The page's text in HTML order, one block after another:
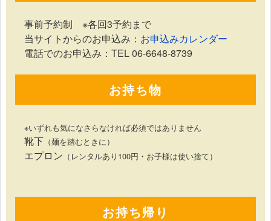
事前予約制 ※各回3予約まで
当サイトからのお申込み： お申込みカレンダー
電話でのお申込み：TEL 06-6648-8739
お持ち物
※いずれも気になさらなければ必須ではありません
靴下（麺を踏むときに）
エプロン （レンタルあり100円・お子様は使い捨て）
お持ち帰り